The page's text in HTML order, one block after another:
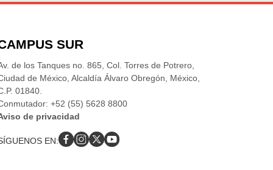
SUR
de los Tanques no. 865, Col. Torres de Potrero,
de México, Alcaldía Álvaro Obregón, México,
01840.
+52 (55) 5628 8800
de privacidad
EN: